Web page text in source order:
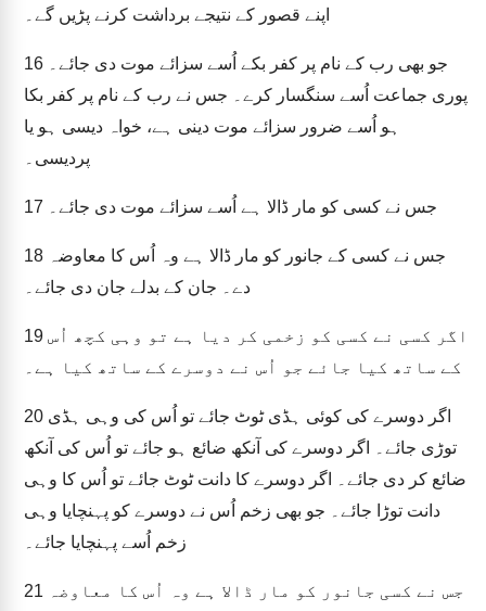
اپنے قصور کے نتیجے برداشت کرنے پڑیں گے۔
16
پوری جماعت اُسے سنگسار کرے۔ جس نے رب کے نام پر کفر بکا
ہو اُسے ضرور سزائے موت دینی ہے، خواہ دیسی ہو یا
پردیسی۔
17 جس نے کسی کو مار ڈالا ہے اُسے سزائے موت دی جائے۔
18
دے۔ جان کے بدلے جان دی جائے۔
19
کے ساتھ کیا جائے جو اُس نے دوسرے کے ساتھ کیا ہے۔
20
توڑی جائے۔ اگر دوسرے کی آنکھ ضائع ہو جائے تو اُس کی آنکھ
ضائع کر دی جائے۔ اگر دوسرے کا دانت ٹوٹ جائے تو اُس کا وہی
دانت توڑا جائے۔ جو بھی زخم اُس نے دوسرے کو پہنچایا وہی
زخم اُسے پہنچایا جائے۔
21